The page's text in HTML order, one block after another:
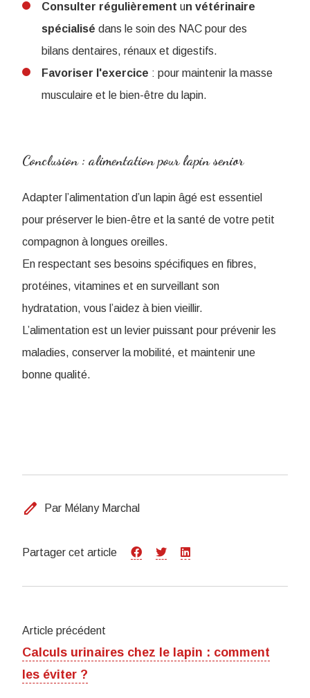
Consulter régulièrement un vétérinaire
spécialisé dans le soin des NAC pour des
bilans dentaires, rénaux et digestifs.
Favoriser l'exercice : pour maintenir la masse
musculaire et le bien-être du lapin.
Conclusion : alimentation pour lapin senior
Adapter l’alimentation d’un lapin âgé est essentiel
pour préserver le bien-être et la santé de votre petit
compagnon à longues oreilles.
En respectant ses besoins spécifiques en fibres,
protéines, vitamines et en surveillant son
hydratation, vous l’aidez à bien vieillir.
L’alimentation est un levier puissant pour prévenir les
maladies, conserver la mobilité, et maintenir une
bonne qualité.
edit Par Mélany Marchal
Partager cet article
Article précédent
Calculs urinaires chez le lapin : comment
les éviter ?